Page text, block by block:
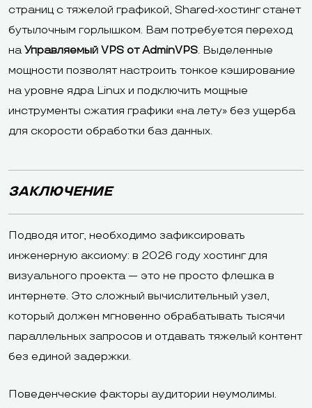
страниц с тяжелой графикой, Shared-хостинг станет
бутылочным горлышком. Вам потребуется переход
наУправляемый VPS от AdminVPS. Выделенные
мощности позволят настроить тонкое кэширование
на уровне ядра Linux и подключить мощные
инструменты сжатия графики «на лету» без ущерба
для скорости обработки баз данных.
ЗАКЛЮЧЕНИЕ
Подводя итог, необходимо зафиксировать
инженерную аксиому: в 2026 году хостинг для
визуального проекта — это не просто флешка в
интернете. Это сложный вычислительный узел,
который должен мгновенно обрабатывать тысячи
параллельных запросов и отдавать тяжелый контент
без единой задержки.
Поведенческие факторы аудитории неумолимы.